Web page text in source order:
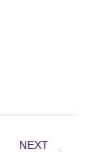
NEXT